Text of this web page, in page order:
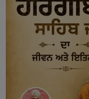
Gallery
Sponsors
Matrimonial
Contact